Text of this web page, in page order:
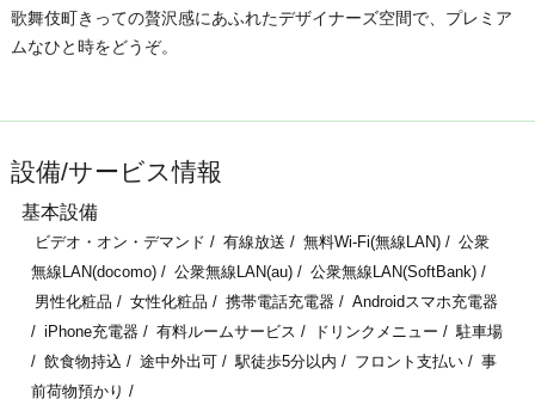
歌舞伎町きっての贅沢感にあふれたデザイナーズ空間で、プレミア
ムなひと時をどうぞ。
設備/サービス情報
基本設備
ビデオ・オン・デマンド 有線放送 無料Wi-Fi(無線LAN)
公衆
無線LAN(docomo)
公衆無線LAN(au)
公衆無線LAN(SoftBank)
男性化粧品
女性化粧品 携帯電話充電器
Androidスマホ充電器
iPhone充電器
有料ルームサービス ドリンクメニュー
駐車場
飲食物持込
途中外出可 駅徒歩5分以内 フロント支払い
事
前荷物預かり